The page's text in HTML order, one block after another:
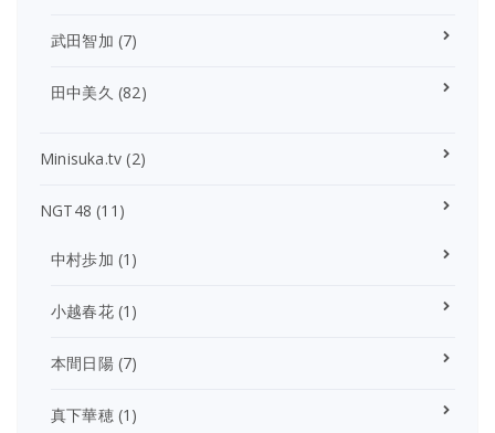
武田智加 (7)
田中美久 (82)
Minisuka.tv (2)
NGT48 (11)
中村歩加 (1)
小越春花(1)
本間日陽(7)
真下華穂(1)